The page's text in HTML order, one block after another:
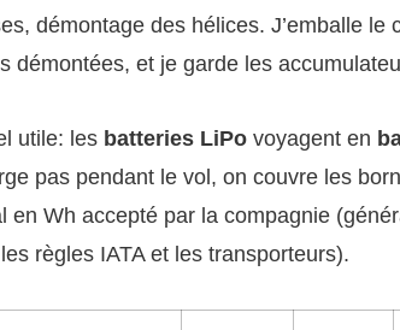
démontage des hélices. J’emballe
démontées, et je garde les
utile: les batteries LiPo voyagent en
pas pendant le vol, on couvre les
en Wh accepté par la compagnie
règles IATA et les transporteurs).